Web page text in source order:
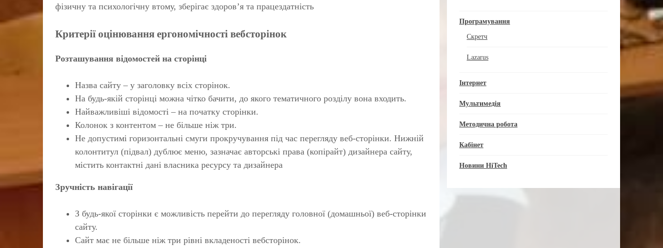
фізичну та психологічну втому, зберігає здоров’я та працездатність
Критерії оцінювання ергономічності вебсторінок
Розташування відомостей на сторінці
Назва сайту – у заголовку всіх сторінок.
На будь-якій сторінці можна чітко бачити, до якого тематичного розділу вона входить.
Найважливіші відомості – на початку сторінки.
Колонок з контентом – не більше ніж три.
Не допустимі горизонтальні смуги прокручування під час перегляду веб-сторінки. Нижній
колонтитул (підвал) дублює меню, зазначає авторські права (копірайт) дизайнера сайту,
містить контактні дані власника ресурсу та дизайнера
Зручність навігації
З будь-якої сторінки є можливість перейти до перегляду головної (домашньої) веб-сторінки
сайту.
Сайт має не більше ніж три рівні вкладеності вебсторінок.
Програмування
Скретч
Lazarus
Інтернет
Мультимедія
Методична робота
Кабінет
Новини HiTech